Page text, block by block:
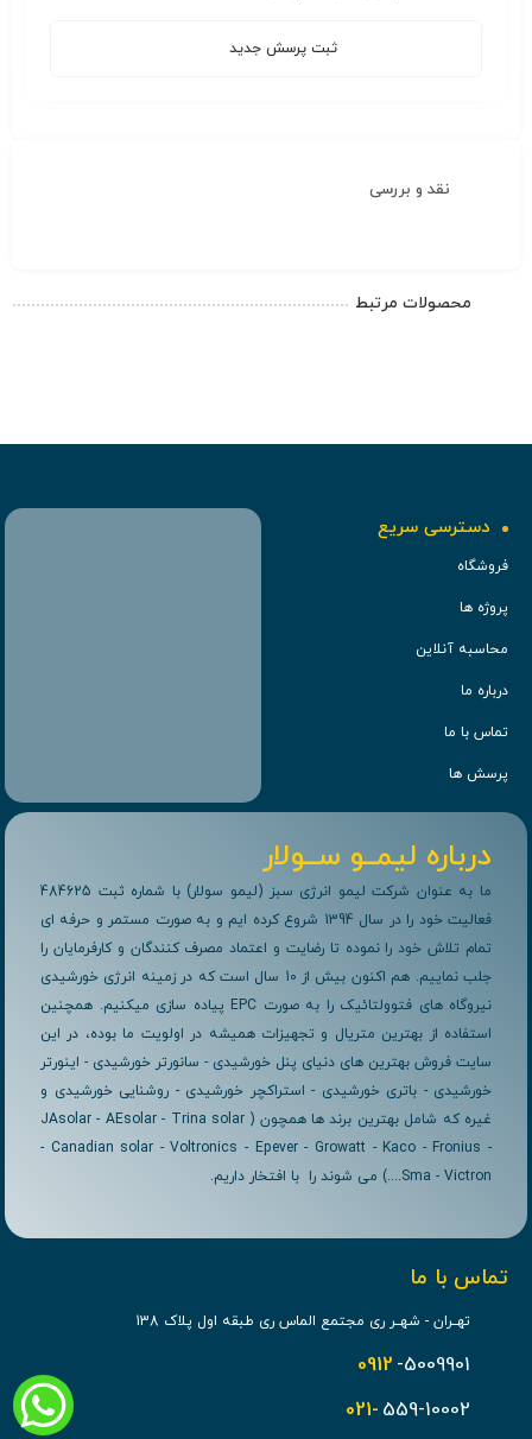
ثبت پرسش جدید
نقد و بررسی
محصولات مرتبط
دسترسی سریع
فروشگاه
پروژه ها
محاسبه آنلاین
درباره ما
تماس با ما
پرسش ها
درباره لیمــو ســولار
ما به عنوان شرکت لیمو انرژی سبز (لیمو سولار) با شماره ثبت 484625
فعالیت خود را در سال 1394 شروع کرده ایم و به صورت مستمر و حرفه ای
تمام تلاش خود را نموده تا رضایت و اعتماد مصرف کنندگان و کارفرمایان را
جلب نماییم. هم اکنون بیش از 10 سال است که در زمینه انرژی خورشیدی
نیروگاه های فتوولتائیک را به صورت EPC پیاده سازی میکنیم. همچنین
استفاده از بهترین متریال و تجهیزات همیشه در اولویت ما بوده، در این
سایت فروش بهترین های دنیای پنل خورشیدی - سانورتر خورشیدی - اینورتر
خورشیدی - باتری خورشیدی - استراکچر خورشیدی - روشنایی خورشیدی و
غیره که شامل بهترین برند ها همچون ( JAsolar - AEsolar - Trina solar
- Canadian solar - Voltronics - Epever - Growatt - Kaco - Fronius -
Sma - Victron....) می شوند را با افتخار داریم.
تماس با ما
تهــران - شهــر ری مجتمع الماس ری طبقه اول پلاک 138
0912 -5009901
021- 559-10002